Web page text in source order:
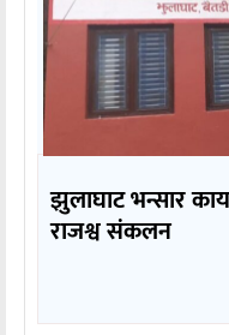
झुलाघाट भन्सार
राजश्व संकलन